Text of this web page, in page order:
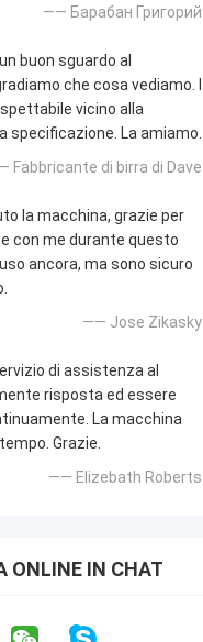
—— Барабан Григорий
buon sguardo al
che cosa vediamo. I
vicino alla
specificazione. La amiamo.
Fabbricante di birra di Dave
la macchina, grazie per
con me durante questo
ancora, ma sono sicuro
—— Jose Zikasky
di assistenza al
risposta ed essere
La macchina
Grazie.
—— Elizebath Roberts
ONLINE IN CHAT